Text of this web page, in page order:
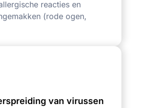
(rode ogen,